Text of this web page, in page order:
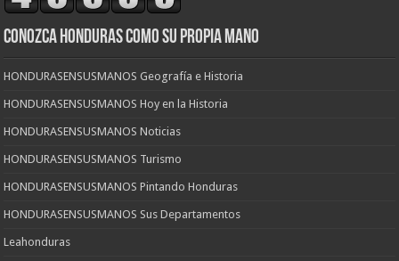
CONOZCA HONDURAS COMO SU PROPIA MANO
HONDURASENSUSMANOS Geografía e Historia
HONDURASENSUSMANOS Hoy en la Historia
HONDURASENSUSMANOS Noticias
HONDURASENSUSMANOS Turismo
HONDURASENSUSMANOS Pintando Honduras
HONDURASENSUSMANOS Sus Departamentos
Leahonduras